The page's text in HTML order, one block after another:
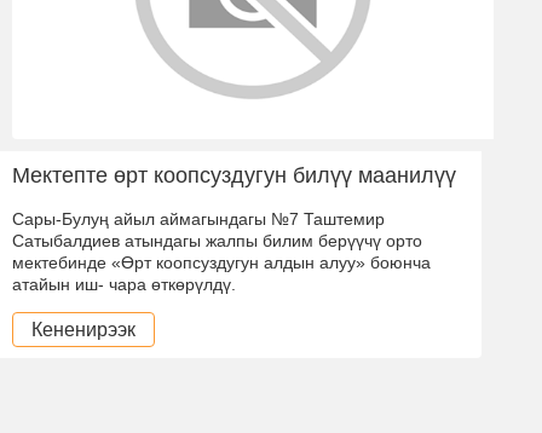
Мектепте өрт коопсуздугун билүү маанилүү
Сары-Булуң айыл аймагындагы №7 Таштемир
Сатыбалдиев атындагы жалпы билим берүүчү орто
мектебинде «Өрт коопсуздугун алдын алуу» боюнча
атайын иш- чара өткөрүлдү.
Кененирээк